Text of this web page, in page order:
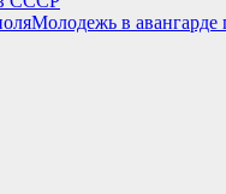
Молодежь в авангарде